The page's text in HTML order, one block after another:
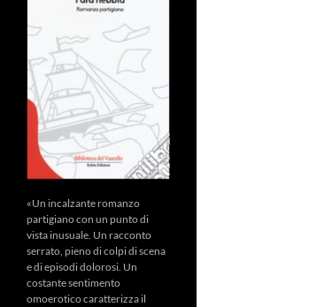
«Un incalzante romanzo
partigiano con un punto di
vista inusuale. Un racconto
serrato, pieno di colpi di scena
e di episodi dolorosi. Un
costante sentimento
omoerotico caratterizza il